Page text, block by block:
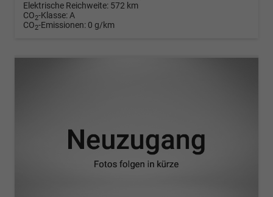
Elektrische Reichweite: 572 km
CO2-Klasse:A
CO2-Emissionen: 0 g/km